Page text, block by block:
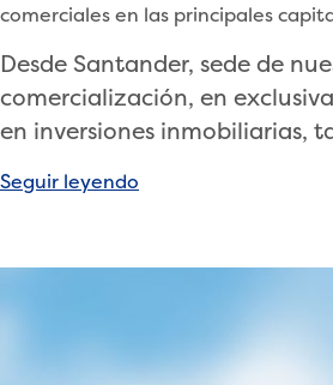
comerciales en las principales
Desde Santander, sede de
comercialización, en
en inversiones inmobiliarias,
Seguir leyendo
inmobiliarias